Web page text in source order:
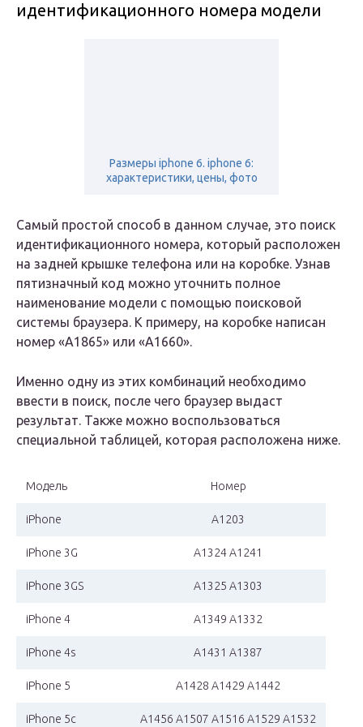
идентификационного номера модели
Размеры iphone 6. iphone 6:
характеристики, цены, фото
Самый простой способ в данном случае, это поиск
идентификационного номера, который расположен
на задней крышке телефона или на коробке. Узнав
пятизначный код можно уточнить полное
наименование модели с помощью поисковой
системы браузера. К примеру, на коробке написан
номер «А1865» или «А1660».
Именно одну из этих комбинаций необходимо
ввести в поиск, после чего браузер выдаст
результат. Также можно воспользоваться
специальной таблицей, которая расположена ниже.
Модель Номер
iPhone A1203
iPhone 3G A1324 A1241
iPhone 3GS A1325 A1303
iPhone 4 A1349 A1332
iPhone 4s A1431 A1387
iPhone 5 A1428 A1429 A1442
iPhone 5c A1456 A1507 A1516 A1529 A1532